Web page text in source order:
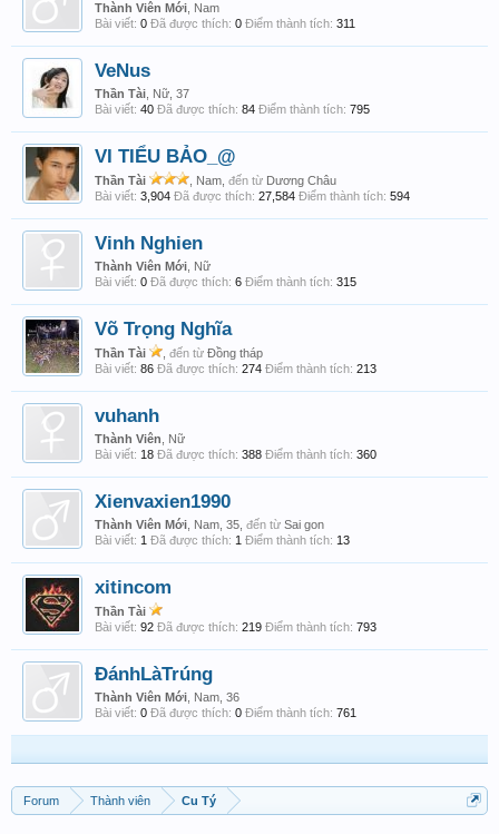
Thành Viên Mới , Nam
Bài viết: 0 Đã được thích: 0 Điểm thành tích: 311
VeNus
Thần Tài , Nữ, 37
Bài viết: 40 Đã được thích: 84 Điểm thành tích: 795
VI TIỂU BẢO_@
Thần Tài , Nam, đến từ Dương Châu
Bài viết: 3,904 Đã được thích: 27,584 Điểm thành tích: 594
Vinh Nghien
Thành Viên Mới , Nữ
Bài viết: 0 Đã được thích: 6 Điểm thành tích: 315
Võ Trọng Nghĩa
Thần Tài đến từ Đồng tháp
Bài viết: 86 Đã được thích: 274 Điểm thành tích: 213
vuhanh
Thành Viên , Nữ
Bài viết: 18 Đã được thích: 388 Điểm thành tích: 360
Xienvaxien1990
Thành Viên Mới , Nam, 35, đến từ Sai gon
Bài viết: 1 Đã được thích: 1 Điểm thành tích: 13
xitincom
Thần Tài
Bài viết: 92 Đã được thích: 219 Điểm thành tích: 793
ĐánhLàTrúng
Thành Viên Mới , Nam, 36
Bài viết: 0 Đã được thích: 0 Điểm thành tích: 761
Forum Thành viên Cu Tý